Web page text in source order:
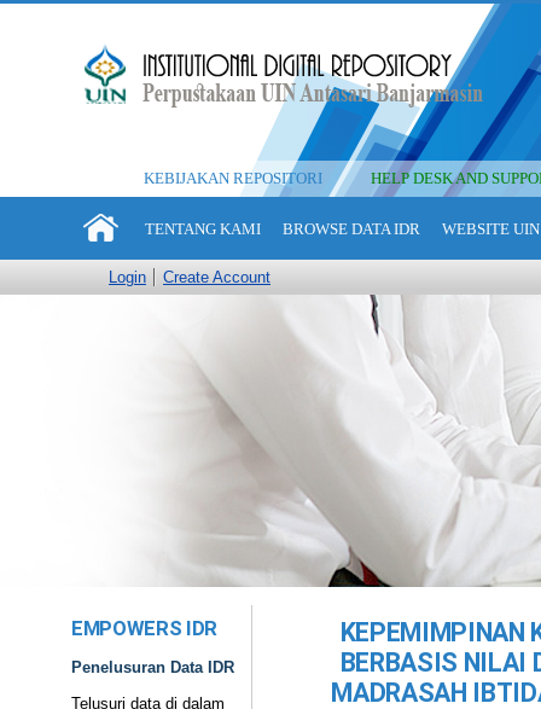
KEBIJAKAN REPOSITORI HELP DESK AND
TENTANG KAMI BROWSE DATA IDR WEBSITE
Login Create Account
EMPOWERS IDR
Penelusuran Data IDR
Telusuri data di dalam
KEPEMIMPINAN
BERBASIS NILAI
MADRASAH